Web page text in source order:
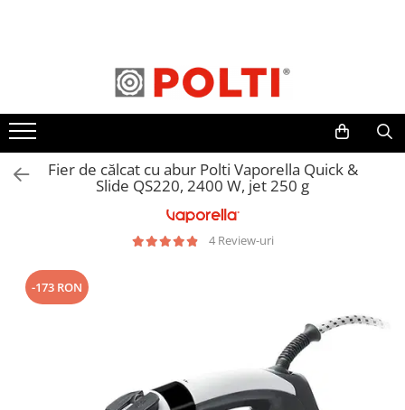
Aparate Medicale
Aspiratoare profesionale
Aspiratoare cu abur
Aspiratoare cu spălare
Aspiratoare verticale
Aspirator profesional
Mese de calcat profesionale
Fier de călcat cu abur Polti Vaporella Quick &
Slide QS220, 2400 W, jet 250 g
4 Review-uri
-173 RON